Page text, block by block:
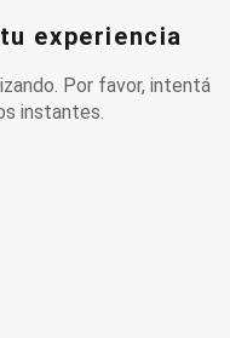
experiencia
Por favor, intentá
instantes.